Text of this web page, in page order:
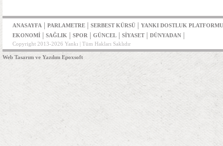
ANASAYFA | PARLAMETRE | SERBEST KÜRSÜ | YANKI DOSTLUK PLATFORMU
EKONOMİ | SAĞLIK | SPOR | GÜNCEL | SİYASET | DÜNYADAN |
Copyright 2013-2026 Yankı | Tüm Hakları Saklıdır
Web Tasarım ve Yazılım Epoxsoft